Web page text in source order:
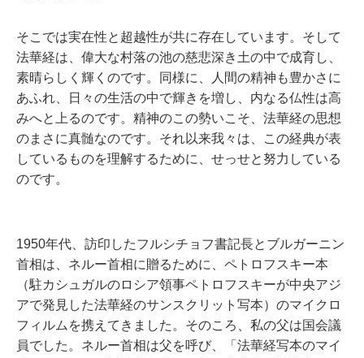
そこでは実在性と超越性が共に存在しています。そして
法華経は、偉大な村落の池の慈悲深き土の中で成育し、
素晴らしく輝くのです。同様に、人間の精神も豊かさに
あふれ、日々の生活の中で輝きを増し、内なる仏性は高
みへと上るのです。精神のこの勢いこそ、法華経の思想
のまさに真髄なのです。それ以来我々は、この経典が表
しているものを理解するために、せっせと努力している
のです。
1950年代、訪印したフルシチョフ書記長とブルガーニン
首相は、ネルー首相に贈るために、ペトロフスキー本
（駐カシュガルのロシア領事ペトロフスキーが中央アジ
アで発見した法華経のサンスクリット写本）のマイクロ
フィルムを携えてきました。そのころ、私の父は国会議
員でした。ネルー首相は父を呼び、「法華経写本のマイ